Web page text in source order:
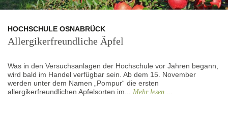
HOCHSCHULE OSNABRÜCK
Allergikerfreundliche Äpfel
Was in den Versuchsanlagen der Hochschule vor Jahren begann,
wird bald im Handel verfügbar sein. Ab dem 15. November
werden unter dem Namen „Pompur“ die ersten
allergikerfreundlichen Apfelsorten im... Mehr lesen ...